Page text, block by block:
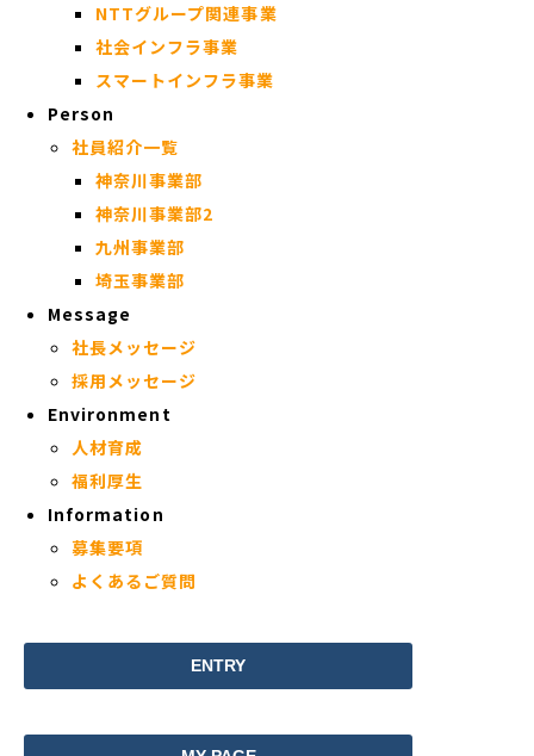
NTTグループ関連事業
社会インフラ事業
スマートインフラ事業
Person
社員紹介一覧
神奈川事業部
神奈川事業部2
九州事業部
埼玉事業部
Message
社長メッセージ
採用メッセージ
Environment
人材育成
福利厚生
Information
募集要項
よくあるご質問
ENTRY